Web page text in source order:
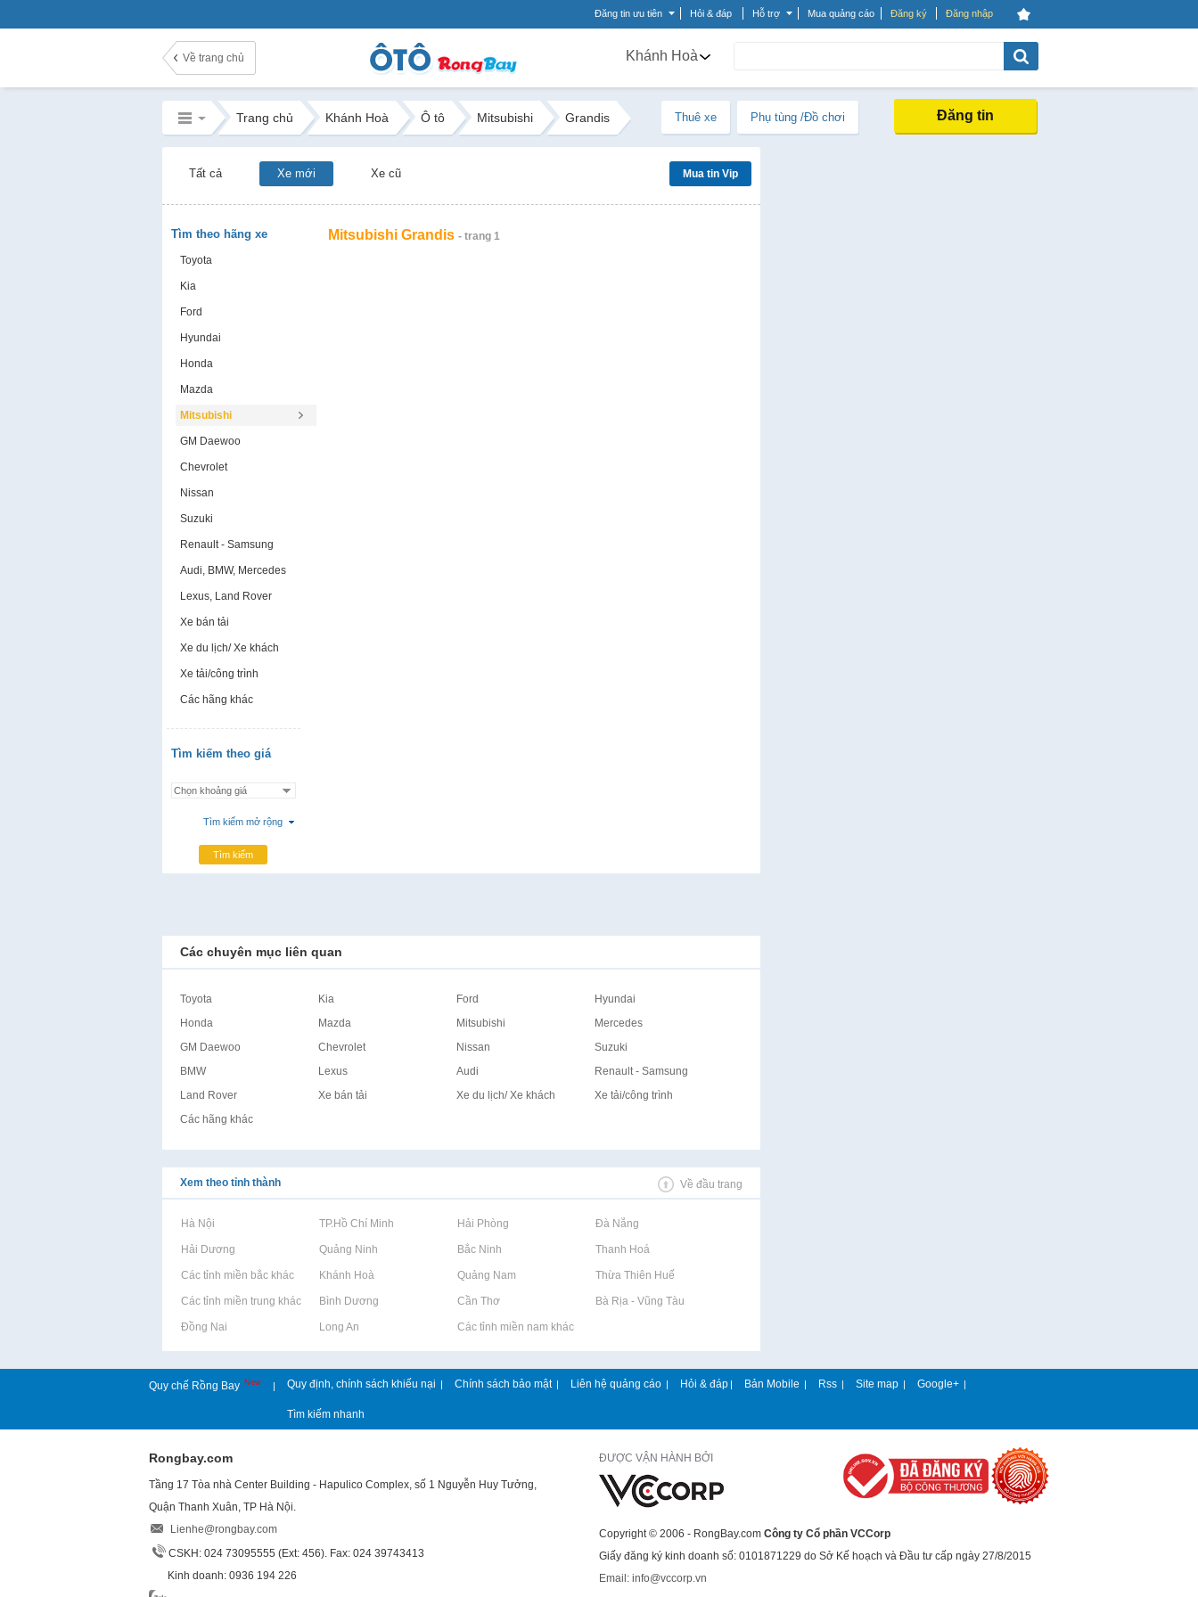
Đăng tin ưu tiên Hỏi & đáp Hỗ trợ Mua quảng cáo Đăng ký Đăng nhập
Về trang chủ Khánh Hoà
Trang chủ Khánh Hoà Ô tô Mitsubishi Grandis Thuê xe Phụ tùng /Đồ chơi Đăng tin
Tất cả Xe mới Xe cũ Mua tin Vip
Tìm theo hãng xe
Toyota
Kia
Ford
Hyundai
Honda
Mazda
Mitsubishi
GM Daewoo
Chevrolet
Nissan
Suzuki
Renault - Samsung
Audi, BMW, Mercedes
Lexus, Land Rover
Xe bán tải
Xe du lịch/ Xe khách
Xe tải/công trình
Các hãng khác
Tìm kiếm theo giá
Tìm kiếm mở rộng
Tìm kiếm
Mitsubishi Grandis - trang 1
Các chuyên mục liên quan
Toyota Kia Ford
Hyundai
Honda
Mazda Mitsubishi
Mercedes
GM Daewoo
Chevrolet Nissan
Suzuki
BMW
Lexus Audi
Renault - Samsung
Land Rover
Xe bán tải Xe du lịch/ Xe khách
Xe tải/công trình
Các hãng khác
Xem theo tỉnh thành Về đầu trang
Rao vặt tại Hà Nội Rao vặt tại TP.Hồ Chí Minh Rao vặt tại Hải Phòng Rao vặt tại Đà Nẵng
Rao vặt tại Hải Dương Rao vặt tại Quảng Ninh Rao vặt tại Bắc Ninh Rao vặt tại Thanh Hoá
Rao vặt tại Các tỉnh miền bắc khácRao vặt tại Khánh Hoà Rao vặt tại Quảng Nam Rao vặt tại Thừa Thiên Huế
Rao vặt tại Các tỉnh miền trung khácRao vặt tại Bình Dương Rao vặt tại Cần Thơ Rao vặt tại Bà Rịa - Vũng Tàu
Rao vặt tại Đồng Nai Rao vặt tại Long An Rao vặt tại Các tỉnh miền nam khác
Quy chế Rồng Bay New | Quy định, chính sách khiếu nại | Chính sách bảo mật | Liên hệ quảng cáo | Hỏi & đáp | Bản Mobile | Rss | Site map | Google+ |
Tìm kiếm nhanh
Rongbay.com
Tầng 17 Tòa nhà Center Building - Hapulico Complex, số 1 Nguyễn Huy Tưởng,
Quận Thanh Xuân, TP Hà Nội.
Lienhe@rongbay.com
CSKH: 024 73095555 (Ext: 456). Fax: 024 39743413
Kinh doanh: 0936 194 226
ĐƯỢC VẬN HÀNH BỞI
Copyright © 2006 - RongBay.com Công ty Cổ phần VCCorp
Giấy đăng ký kinh doanh số: 0101871229 do Sở Kế hoạch và Đầu tư cấp ngày 27/8/2015
Email: info@vccorp.vn